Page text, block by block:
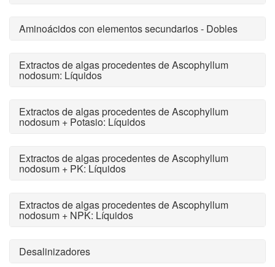
Aminoácidos con elementos secundarios - Dobles
Extractos de algas procedentes de Ascophyllum
nodosum: Líquidos
Extractos de algas procedentes de Ascophyllum
nodosum + Potasio: Líquidos
Extractos de algas procedentes de Ascophyllum
nodosum + PK: Líquidos
Extractos de algas procedentes de Ascophyllum
nodosum + NPK: Líquidos
Desalinizadores